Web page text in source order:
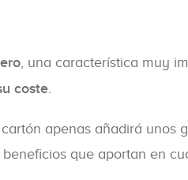
, una característica muy
coste.
apenas añadirá unos
que aportan en